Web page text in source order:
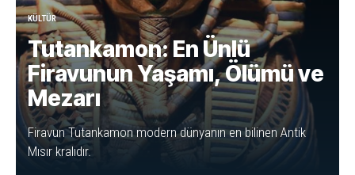
KÜLTÜR
Tutankamon: En Ünlü
Firavunun Yaşamı, Ölümü ve
Mezarı
Firavun Tutankamon modern dünyanın en bilinen Antik
Mısır kralıdır.